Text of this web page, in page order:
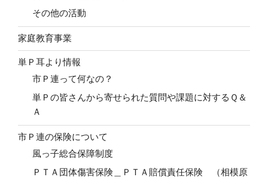
その他の活動
家庭教育事業
単Ｐ耳より情報
市Ｐ連って何なの？
単Ｐの皆さんから寄せられた質問や課題に対するＱ＆
Ａ
市Ｐ連の保険について
風っ子総合保障制度
ＰＴＡ団体傷害保険＿ＰＴＡ賠償責任保険 （相模原